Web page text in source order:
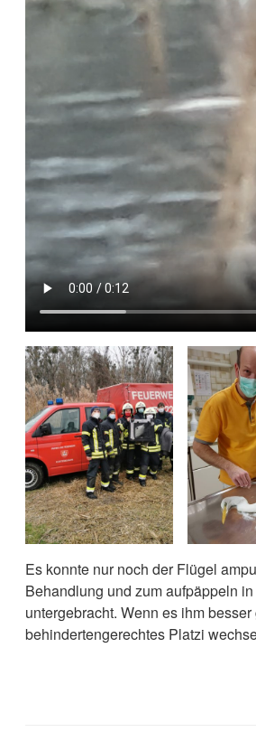
Es konnte nur noch der Flügel
Behandlung und zum aufpäppeln
untergebracht. Wenn es ihm
behindertengerechtes Platzi